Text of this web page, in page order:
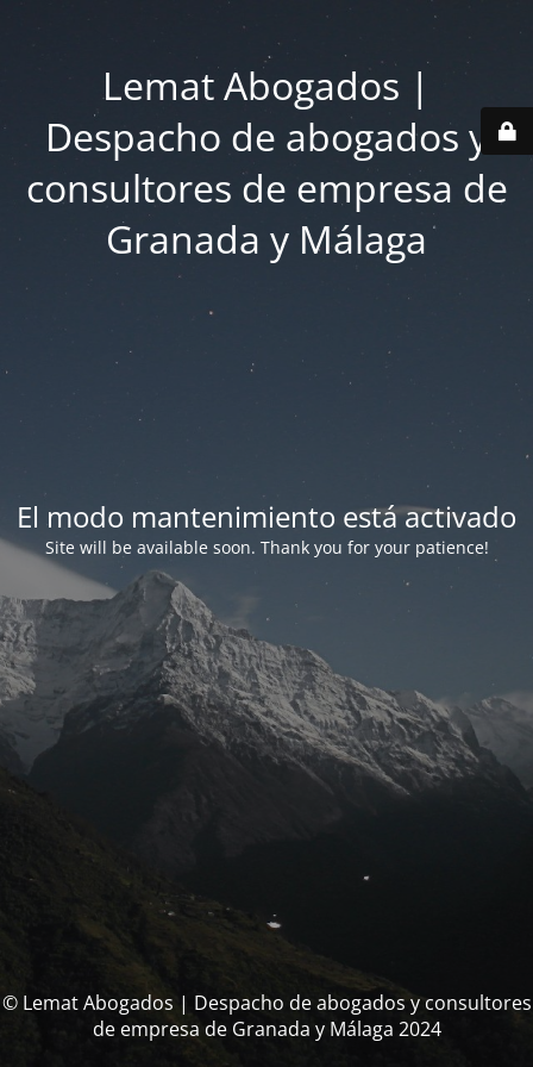
Lemat Abogados |
Despacho de abogados y
consultores de empresa de
Granada y Málaga
El modo mantenimiento está activado
Site will be available soon. Thank you for your patience!
© Lemat Abogados | Despacho de abogados y consultores
de empresa de Granada y Málaga 2024